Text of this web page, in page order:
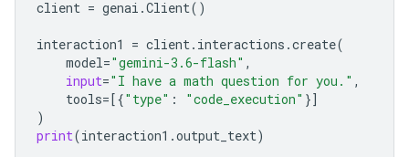
client = genai .Client()
interaction1 = client. interactions .create(
model="gemini-3.6-flash" ,
input="I have a math question for you." ,
tools=[{"type" : "code_execution" }]
)
print(interaction1 .output_text)